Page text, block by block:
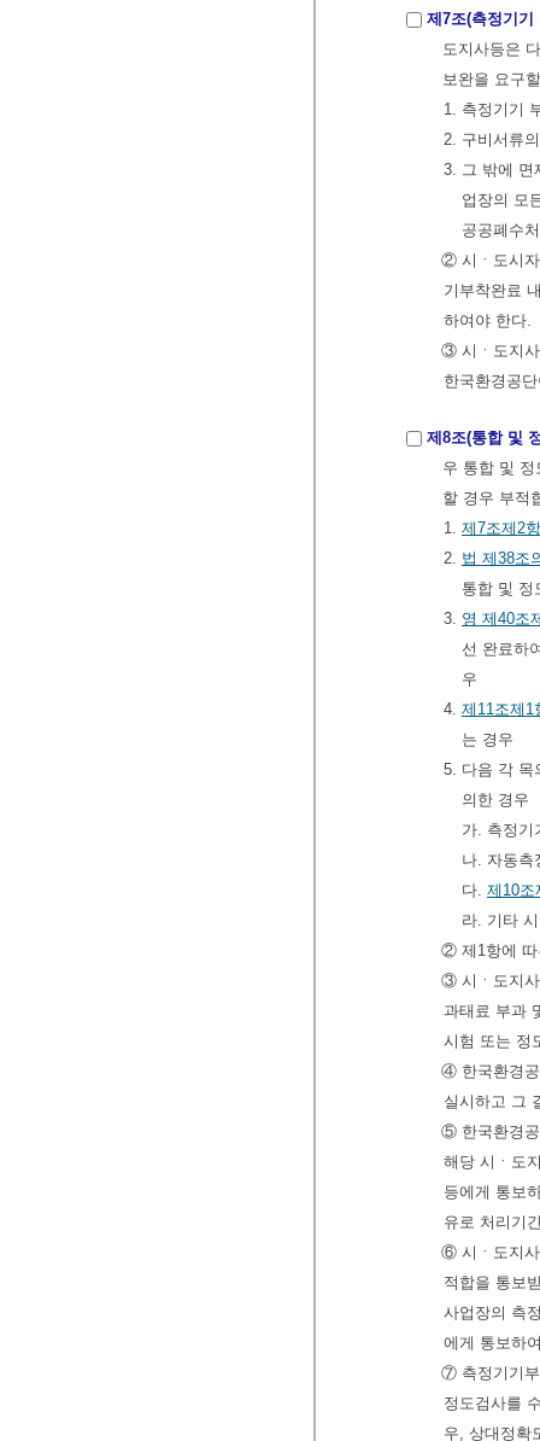
제7조(측정기기
도지사등은
보완을 요구
1. 측정기기
2. 구비서류
3. 그 밖에 면
업장의 모
공공폐수
② 시ㆍ도시자
기부착완료
하여야 한다.
③ 시ㆍ도지사
한국환경공
제8조(통합 및
우 통합 및
할 경우 부적
1. 제7조제2항
2. 법 제38조
통합 및 정
3. 영 제40조
선 완료하
우
4. 제11조제1
는 경우
5. 다음 각 목
의한 경우
가. 측정기
나. 자동측
다. 제10조
라. 기타
② 제1항에 따
③ 시ㆍ도지사
과태료 부과
시험 또는 정
④ 한국환경공
실시하고 그
⑤ 한국환경공
해당 시ㆍ도
등에게 통보
유로 처리기
⑥ 시ㆍ도지사
적합을 통보
사업장의 측
에게 통보하
⑦ 측정기기
정도검사를
우, 상대정확